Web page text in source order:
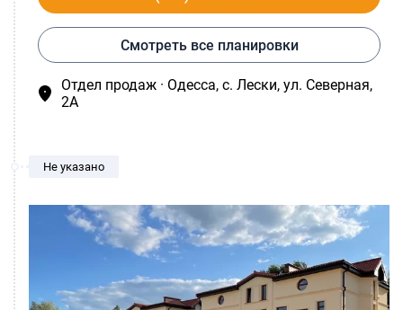
Смотреть все планировки
Отдел продаж · Одесса, c. Лески, ул. Северная,
2А
Не указано